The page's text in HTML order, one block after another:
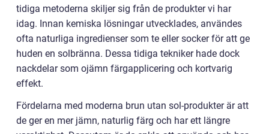
tidiga metoderna skiljer sig från de produkter vi har
idag. Innan kemiska lösningar utvecklades, användes
ofta naturliga ingredienser som te eller socker för att ge
huden en solbränna. Dessa tidiga tekniker hade dock
nackdelar som ojämn färgapplicering och kortvarig
effekt.
Fördelarna med moderna brun utan sol-produkter är att
de ger en mer jämn, naturlig färg och har ett längre